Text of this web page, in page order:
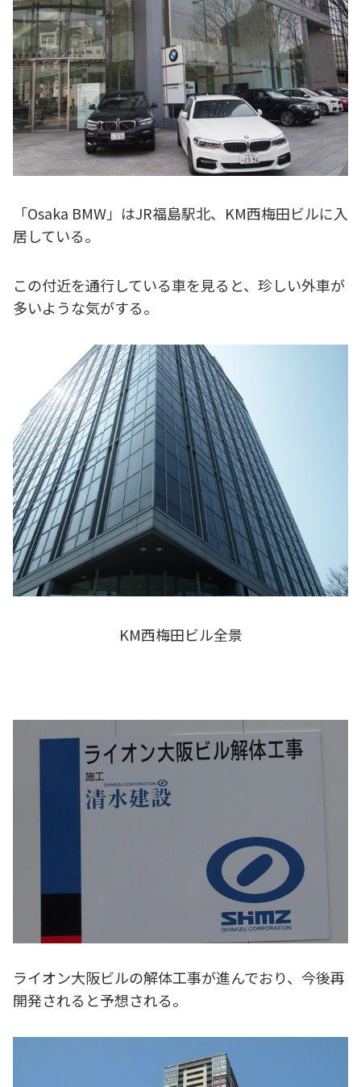
「Osaka BMW」はJR福島駅北、KM西梅田ビルに入
居している。
この付近を通行している車を見ると、珍しい外車が
多いような気がする。
KM西梅田ビル全景
ライオン大阪ビルの解体工事が進んでおり、今後再
開発されると予想される。